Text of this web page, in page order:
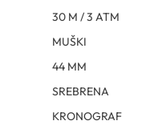
30 M / 3 ATM
MUŠKI
44 MM
SREBRENA
KRONOGRAF